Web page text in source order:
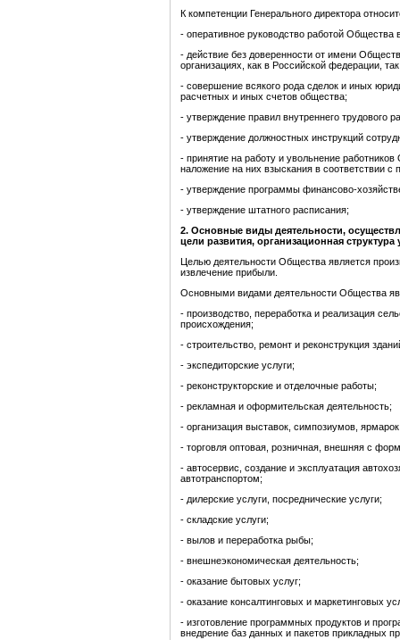
К компетенции Генерального директора
- оперативное руководство работой
- действие без доверенности от имени
организациях, как в Российской федерации,
- совершение всякого рода сделок и иных
расчетных и иных счетов общества;
- утверждение правил внутреннего трудового
- утверждение должностных инструкций
- принятие на работу и увольнение
наложение на них взыскания в соответствии с
- утверждение программы финансово-
- утверждение штатного расписания;
2. Основные виды деятельности,
цели развития, организационная структура
Целью деятельности Общества является
извлечение прибыли.
Основными видами деятельности Общества
- производство, переработка и реализация
происхождения;
- строительство, ремонт и реконструкция
- экспедиторские услуги;
- реконструкторские и отделочные работы;
- рекламная и оформительская деятельность;
- организация выставок, симпозиумов,
- торговля оптовая, розничная, внешняя с
- автосервис, создание и эксплуатация
автотранспортом;
- дилерские услуги, посреднические услуги;
- складские услуги;
- вылов и переработка рыбы;
- внешнеэкономическая деятельность;
- оказание бытовых услуг;
- оказание консалтинговых и маркетинговых
- изготовление программных продуктов и
внедрение баз данных и пакетов прикладных